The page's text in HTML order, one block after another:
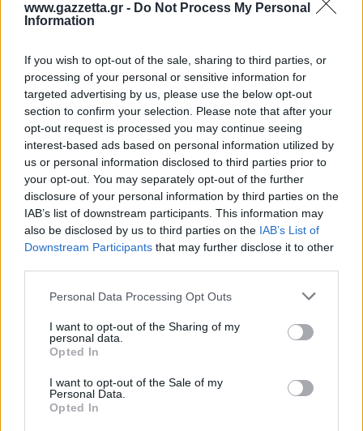
www.gazzetta.gr - Do Not Process My Personal
Information
If you wish to opt-out of the sale, sharing to third parties, or
processing of your personal or sensitive information for
targeted advertising by us, please use the below opt-out
section to confirm your selection. Please note that after your
opt-out request is processed you may continue seeing
interest-based ads based on personal information utilized by
us or personal information disclosed to third parties prior to
your opt-out. You may separately opt-out of the further
disclosure of your personal information by third parties on the
IAB’s list of downstream participants. This information may
also be disclosed by us to third parties on the IAB’s List of
Downstream Participants that may further disclose it to other
Please note that this website/app uses one or more Google
not limited to your visit or usage behaviour. You may click to
grant or deny consent to Google and its third-party tags to
use your data for below specified purposes in below Google
consent section.
Personal Data Processing Opt Outs
I want to opt-out of the Sharing of my
personal data.
Opted In
I want to opt-out of the Sale of my
Personal Data.
Opted In
6 γραφικά χωριά των Κυκλάδων που αξίζει να
ανακαλύψετε
7 έξυπνα tips για να φτιάξετε γρήγορα τη βαλίτσα
των διακοπών
Η εξωτική παραλία της Πάργας που θα λατρέψετε